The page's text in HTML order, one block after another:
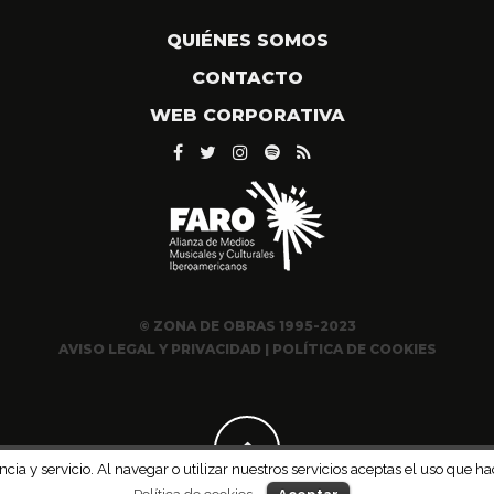
QUIÉNES SOMOS
CONTACTO
WEB CORPORATIVA
© ZONA DE OBRAS 1995-2023
AVISO LEGAL Y PRIVACIDAD | POLÍTICA DE COOKIES
y servicio. Al navegar o utilizar nuestros servicios aceptas el uso que